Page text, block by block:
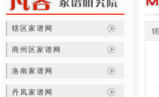
辖区家谱网
商州区家谱网
洛南家谱网
丹凤家谱网